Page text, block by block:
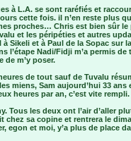
à L.A. se sont raréfiés et
cette fois. il n’en reste plus
proches… Chris est bien sûr le
et les péripéties et autres
Sikeli et à Paul de la Sopac sur
l’étape Nadi/Fidji m’a permis de
de m’y poser.
de tout sauf de Tuvalu
miens, Sam aujourd’hui 33 ans
heures par an, c’est vite rempli.
Tous les deux ont l’air d’aller
chez sa copine et rentrera le
egon et moi, y’a plus de place